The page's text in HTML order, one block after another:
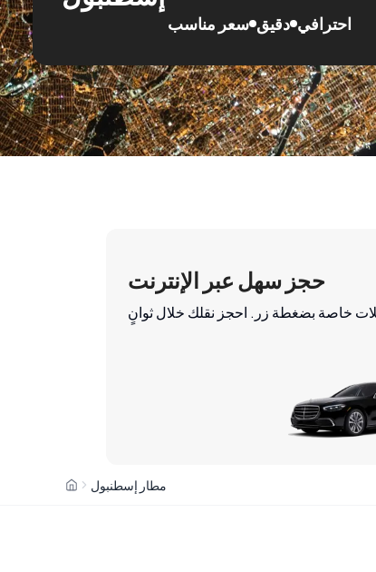
سعر مناسب دقيق احترافي
حجز سهل عبر الإنترنت
مطار إسطنبول